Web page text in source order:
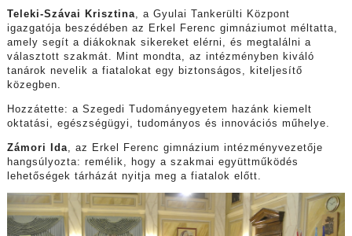
Teleki-Szávai Krisztina, a Gyulai Tankerülti Központ
igazgatója beszédében az Erkel Ferenc gimnáziumot méltatta,
amely segít a diákoknak sikereket elérni, és megtalálni a
választott szakmát. Mint mondta, az intézményben kiváló
tanárok nevelik a fiatalokat egy biztonságos, kiteljesítő
közegben.
Hozzátette: a Szegedi Tudományegyetem hazánk kiemelt
oktatási, egészségügyi, tudományos és innovációs műhelye.
Zámori Ida , az Erkel Ferenc gimnázium intézményvezetője
hangsúlyozta: remélik, hogy a szakmai együttműködés
lehetőségek tárházát nyitja meg a fiatalok előtt.